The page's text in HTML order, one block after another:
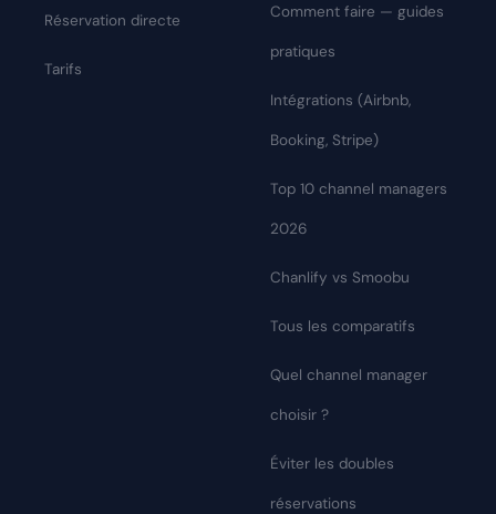
Réservation directe
Tarifs
Comment faire — guides
pratiques
Intégrations (Airbnb,
Booking, Stripe)
Top 10 channel managers
2026
Chanlify vs Smoobu
Tous les comparatifs
Quel channel manager
choisir ?
Éviter les doubles
réservations